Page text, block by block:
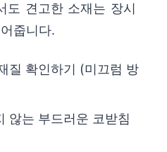
도 견고한 소재는 장시
줍니다.
질 확인하기 (미끄럼 방
않는 부드러운 코받침